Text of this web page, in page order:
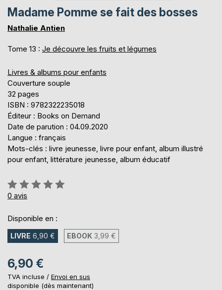
Madame Pomme se fait des bosses
Nathalie Antien
Tome 13 : Je découvre les fruits et légumes
Livres & albums pour enfants
Couverture souple
32 pages
ISBN : 9782322235018
Éditeur : Books on Demand
Date de parution : 04.09.2020
Langue : français
Mots-clés : livre jeunesse, livre pour enfant, album illustré
pour enfant, littérature jeunesse, album éducatif
Évaluation:
0%
0 avis
Disponible en :
LIVRE 6,90 € EBOOK 3,99 €
6,90 €
TVA incluse / Envoi en sus
disponible (dès maintenant)